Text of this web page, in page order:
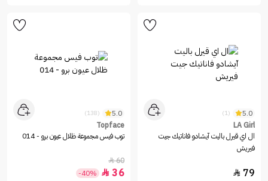
5.0
(1)
LA Girl
ال اي قيرل باليت آيشادو فاناتيك جيت
فيريش
79

5.0
(138)
Topface
توب فيس مجموعة ظلال عيون برو - 014
60

36

-40%